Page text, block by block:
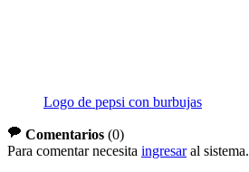
Logo de pepsi con burbujas
Comentarios (0)
Para comentar necesita ingresaral sistema.